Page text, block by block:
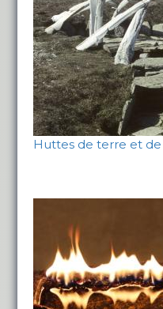
Huttes de terre et